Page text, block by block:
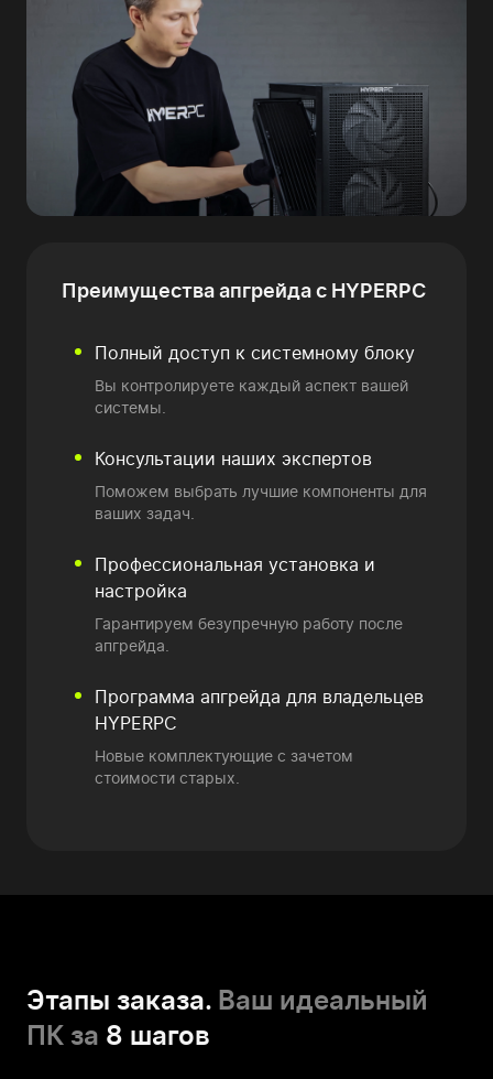
Преимуществаапгрейда с HYPERPC
Полный доступ к системному блоку
Вы контролируете каждый аспект вашей
системы.
Консультации наших экспертов
Поможем выбрать лучшие компоненты для
ваших задач.
Профессиональная установка и
настройка
Гарантируем безупречную работу после
апгрейда.
Программа апгрейда для владельцев
HYPERPC
Новые комплектующие с зачетом
стоимости старых.
Этапы заказа. Ваш идеальный
ПК за 8 шагов